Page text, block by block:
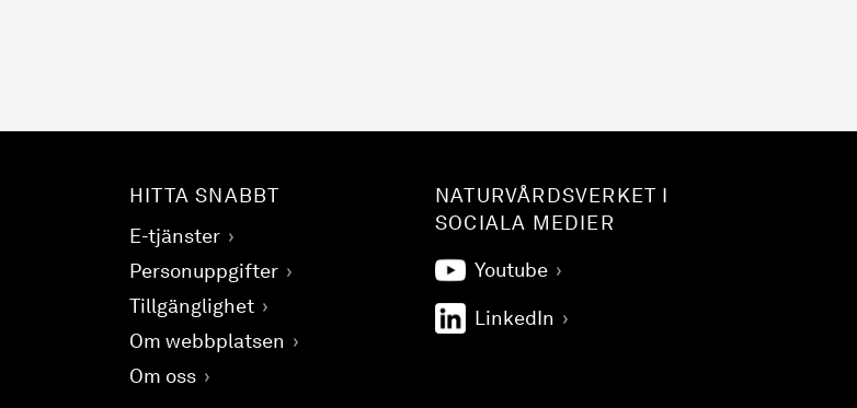
HITTA SNABBT
E-tjänster
Personuppgifter
Tillgänglighet
Om webbplatsen
Om oss
NATURVÅRDSVERKET I
SOCIALA MEDIER
Youtube
LinkedIn